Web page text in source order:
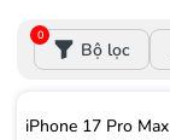
Bộ lọc
0
iPhone 17 Pro Max